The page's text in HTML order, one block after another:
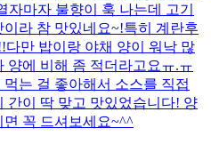
마자 불향이 훅 나는데 고기
라 참 맛있네요~!특히 계란후
다만 밥이랑 야채 양이 워낙 많
양에 비해 좀 적더라고요ㅠ.ㅠ
는 걸 좋아해서 소스를 직접
간이 딱 맞고 맛있었습니다! 양
꼭 드셔보세요~^^